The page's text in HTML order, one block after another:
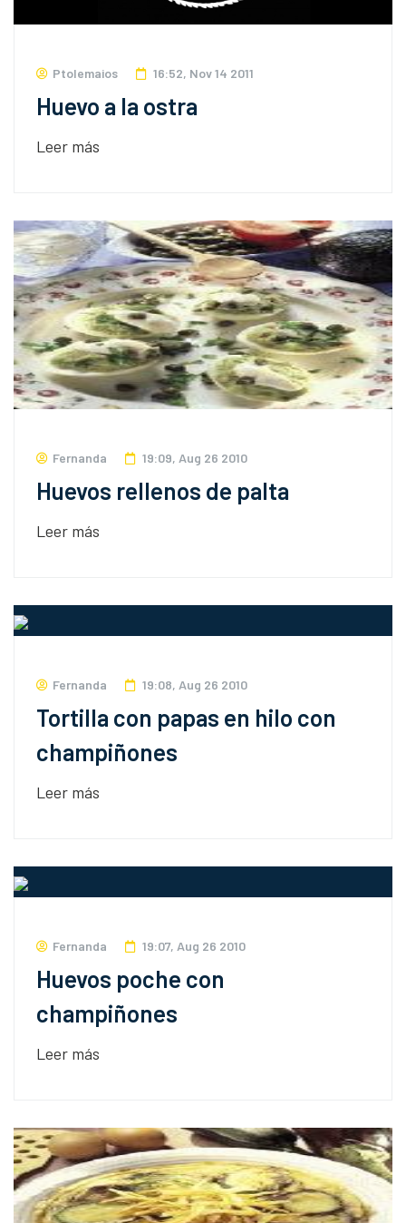
Ptolemaios 16:52, Nov 14 2011
Huevo a la ostra
Leer más
Fernanda 19:09, Aug 26 2010
Huevos rellenos de palta
Leer más
Fernanda 19:08, Aug 26 2010
Tortilla con papas en hilo con
champiñones
Leer más
Fernanda 19:07, Aug 26 2010
Huevos poche con
champiñones
Leer más